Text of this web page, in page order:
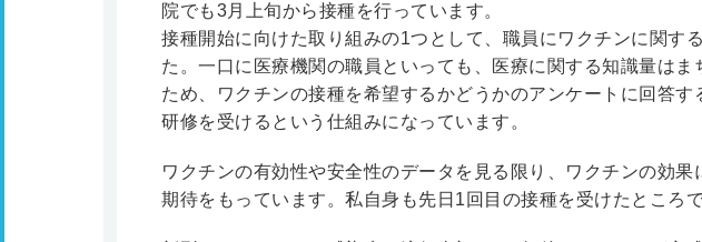
院でも3月上旬から接種を行っています。
接種開始に向けた取り組みの1つとして、職員にワクチンに関す
た。一口に医療機関の職員といっても、医療に関する知識量はま
ため、ワクチンの接種を希望するかどうかのアンケートに回答す
研修を受けるという仕組みになっています。
ワクチンの有効性や安全性のデータを見る限り、ワクチンの効果
期待をもっています。私自身も先日1回目の接種を受けたところで